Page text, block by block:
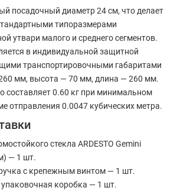
посадочный диаметр 24 см, что делает
типоразмерами
утвари малого и среднего сегментов.
в индивидуальной защитной
транспортировочными габаритами
мм, высота — 70 мм, длина — 260 мм.
составляет 0.60 кг при минимальном
отправления 0.0047 кубических метра.
стекла ARDESTO Gemini
— 1 шт.
с крепежным винтом — 1 шт.
упаковочная коробка — 1 шт.